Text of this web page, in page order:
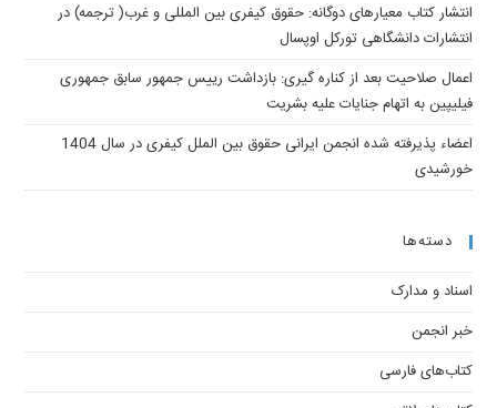
انتشار کتاب معیارهای دوگانه: حقوق کیفری بین المللی و غرب( ترجمه) در
انتشارات دانشگاهی تورکل اوپسال
اعمال صلاحیت بعد از کناره گیری: بازداشت رییس جمهور سابق جمهوری
فیلیپین به اتهام جنایات علیه بشریت
اعضاء پذیرفته شده انجمن ایرانی حقوق بین الملل کیفری در سال 1404
خورشیدی
دسته‌ها
اسناد و مدارک
خبر انجمن
کتاب‌های فارسی